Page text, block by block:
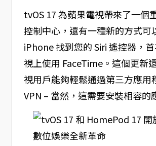
tvOS 17 為蘋果電視帶來了一個
控制中心，還有一種新的方式可
iPhone 找到您的 Siri 遙控器，
視上使用 FaceTime。這個更新
視用戶能夠輕鬆通過第三方應用
VPN – 當然，這需要安裝相容的